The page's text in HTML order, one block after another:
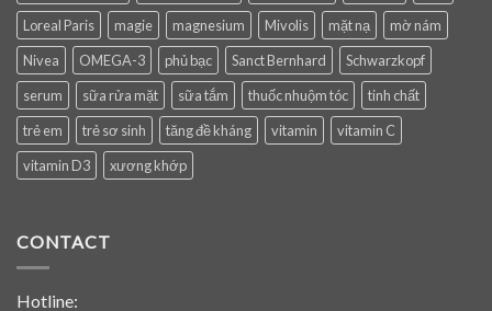
Loreal Paris
magie magnesium Mivolis mặt nạ
mờ nám
Nivea
OMEGA-3 phủ bạc Sanct Bernhard
Schwarzkopf
serum
sữa rửa mặt sữa tắm thuốc nhuộm tóc
tinh chất
trẻ em
trẻ sơ sinh tăng đề kháng vitamin
vitamin C
vitamin D3
xương khớp
CONTACT
Hotline: